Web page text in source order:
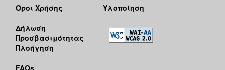
Όροι Χρήσης
Δήλωση
Προσβασιμότητας
Πλοήγηση
FAQs
Υλοποίηση